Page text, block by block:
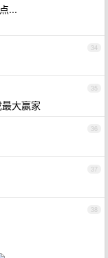
...
34
35
大赢家
36
37
38